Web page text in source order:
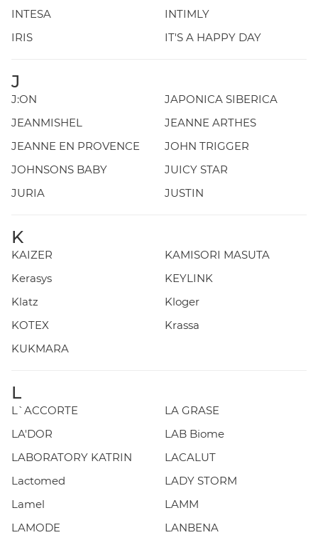
INTESA
INTIMLY
IRIS
IT'S A HAPPY DAY
J
J:ON
JAPONICA SIBERICA
JEANMISHEL
JEANNE ARTHES
JEANNE EN PROVENCE
JOHN TRIGGER
JOHNSONS BABY
JUICY STAR
JURIA
JUSTIN
K
KAIZER
KAMISORI MASUTA
Kerasys
KEYLINK
Klatz
Kloger
KOTEX
Krassa
KUKMARA
L
L`ACCORTE
LA GRASE
LA'DOR
LAB Biome
LABORATORY KATRIN
LACALUT
Lactomed
LADY STORM
Lamel
LAMM
LAMODE
LANBENA